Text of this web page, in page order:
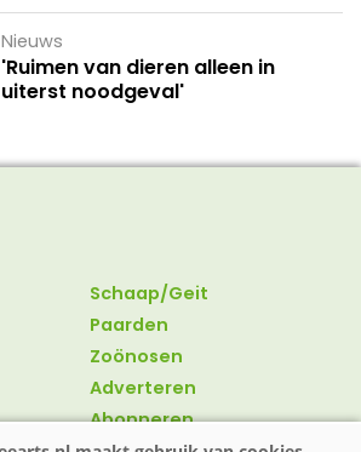
Nieuws
'Ruimen van dieren alleen in
uiterst noodgeval'
Schaap/Geit
Paarden
Zoönosen
Adverteren
Abonneren